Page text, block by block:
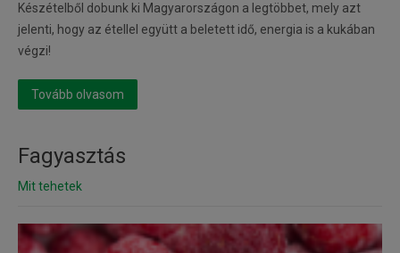
Készételből dobunk ki Magyarországon a legtöbbet, mely azt
jelenti, hogy az étellel együtt a beletett idő, energia is a kukában
végzi!
Tovább olvasom
Fagyasztás
Mit tehetek